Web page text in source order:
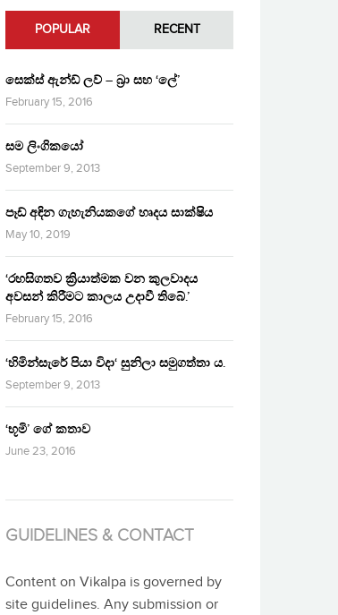
POPULAR RECENT
සෙක්ස් ඇන්ඩ් ලව් – බ්‍රා සහ ‘ලේ’
February 15, 2016
සම ලිංගිකයෝ
September 9, 2013
පෑඩ් අඳින ගැහැනියකගේ හෘදය සාක්ෂිය
May 10, 2019
‘රහසිගතව ක්‍රියාත්මක වන කුලවාදය
අවසන් කිරීමට කාලය උදාවී තිබේ.’
February 15, 2016
‘හිමින්සැරේ පියා විදා‘ සුනිලා සමුගත්තා ය.
September 9, 2013
‘භූමි’ ගේ කතාව
June 23, 2016
GUIDELINES & CONTACT
Content on Vikalpa is governed by
site guidelines. Any submission or